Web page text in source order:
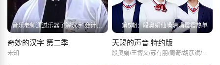
音乐老师通过乐器了解汉字 会计大姐遗憾止步最后一关
奇妙的汉字 第二季
未知
第5期：段奥娟仙嗓清唱霉霉热单
天赐的声音 特约版